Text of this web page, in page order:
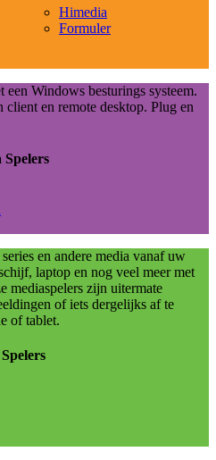
Himedia
Formuler
Windows besturings systeem.
en remote desktop. Plug en
en andere media vanaf uw
laptop en nog veel meer met
mediaspelers zijn uitermate
of iets dergelijks af te
of tablet.